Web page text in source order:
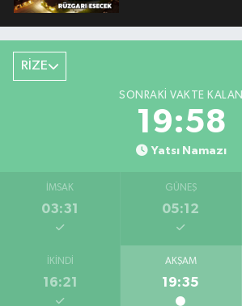
RİZE
SONRAKI VAKTE KALAN
19:57
Yatsı Namazı
İMSAK
03:31
GÜNEŞ
05:12
İKINDI
16:21
AKŞAM
19:35